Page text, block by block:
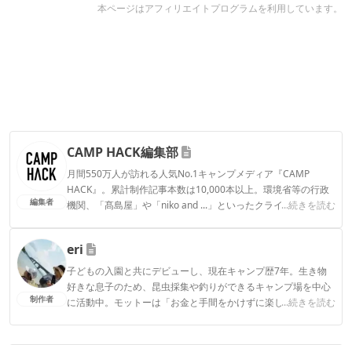
本ページはアフィリエイトプログラムを利用しています。
編集者
CAMP HACK編集部
月間550万人が訪れる人気No.1キャンプメディア『CAMP
HACK』。累計制作記事本数は10,000本以上。環境省等の行政
機関、「髙島屋」や「niko and ...」といったクライアントとの
...続きを読む
CAMP HACK編集部のプロフィール
制作者
eri
子どもの入園と共にデビューし、現在キャンプ歴7年。生き物
好きな息子のため、昆虫採集や釣りができるキャンプ場を中心
に活動中。モットーは「お金と手間をかけずに楽しく！」とい
...続きを読む